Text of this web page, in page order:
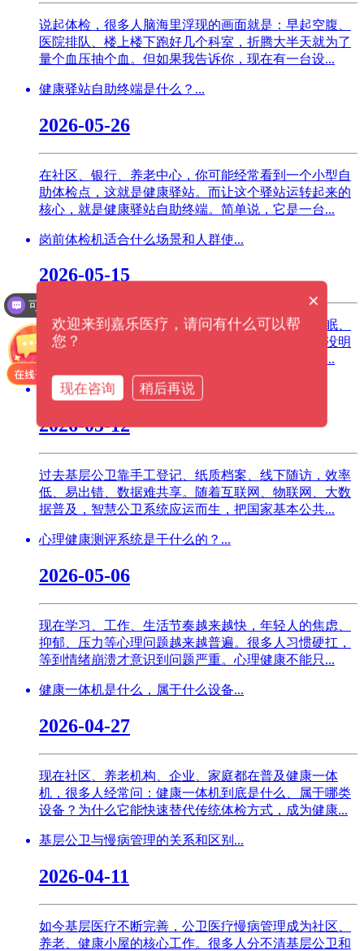
说起体检，很多人脑海里浮现的画面就是：早起空腹、
医院排队、楼上楼下跑好几个科室，折腾大半天就为了
量个血压抽个血。但如果我告诉你，现在有一台设...
健康驿站自助终端是什么？...
2026-05-26
在社区、银行、养老中心，你可能经常看到一个小型自
助体检点，这就是健康驿站。而让这个驿站运转起来的
核心，就是健康驿站自助终端。简单说，它是一台...
岗前体检机适合什么场景和人群使...
2026-05-15
如今生活条件越来越好，高血压、高血脂、焦虑失眠、
心脑血管小毛病也越来越年轻化，很多上班族平时没明
显不适，一到高强度工作就容易身体突发状况。企...
智慧公卫系统是做什么的？有什么...
2026-05-12
过去基层公卫靠手工登记、纸质档案、线下随访，效率
低、易出错、数据难共享。随着互联网、物联网、大数
据普及，智慧公卫系统应运而生，把国家基本公共...
心理健康测评系统是干什么的？...
2026-05-06
现在学习、工作、生活节奏越来越快，年轻人的焦虑、
抑郁、压力等心理问题越来越普遍。很多人习惯硬扛，
等到情绪崩溃才意识到问题严重。心理健康不能只...
健康一体机是什么，属于什么设备...
2026-04-27
现在社区、养老机构、企业、家庭都在普及健康一体
机，很多人经常问：健康一体机到底是什么、属于哪类
设备？为什么它能快速替代传统体检方式，成为健康...
基层公卫与慢病管理的关系和区别...
2026-04-11
如今基层医疗不断完善，公卫医疗慢病管理成为社区、
养老、健康小屋的核心工作。很多人分不清基层公卫和
×
欢迎来到嘉乐医疗，请问有什么可以帮
您？
现在咨询 稍后再说